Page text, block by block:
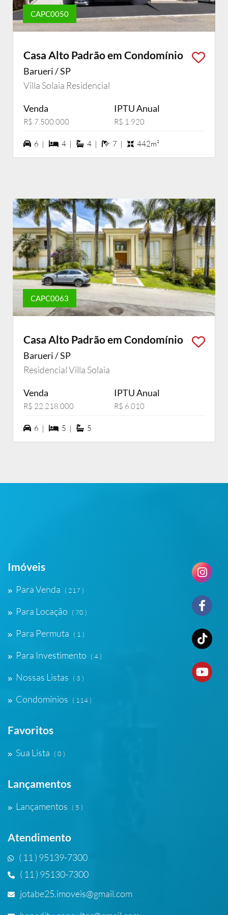
CAPC0050
Casa Alto Padrão em Condomínio
Barueri / SP
Villa Solaia Residencial
Venda
R$ 7.500.000
IPTU Anual
R$ 1.920
6 vagas na garagem
6 | 4 dormiórios
4 | 4 suítes
4 | 7 banheiros
7 | 442m²
CAPC0063
Casa Alto Padrão em Condomínio
Barueri / SP
Residencial Villa Solaia
Venda
R$ 22.218.000
IPTU Anual
R$ 6.010
6 vagas na garagem
6 | 5 dormiórios
5 | 5 suítes
5
Imóveis
Para Venda ( 217 )
Para Locação ( 70 )
Para Permuta ( 1 )
Para Investimento ( 4 )
Nossas Listas ( 3 )
Condomínios ( 114 )
Favoritos
Sua Lista ( 0 )
Lançamentos
Lançamentos ( 5 )
Atendimento
( 11 ) 95139-7300
( 11 ) 95130-7300
jotabe25.imoveis@gmail.com